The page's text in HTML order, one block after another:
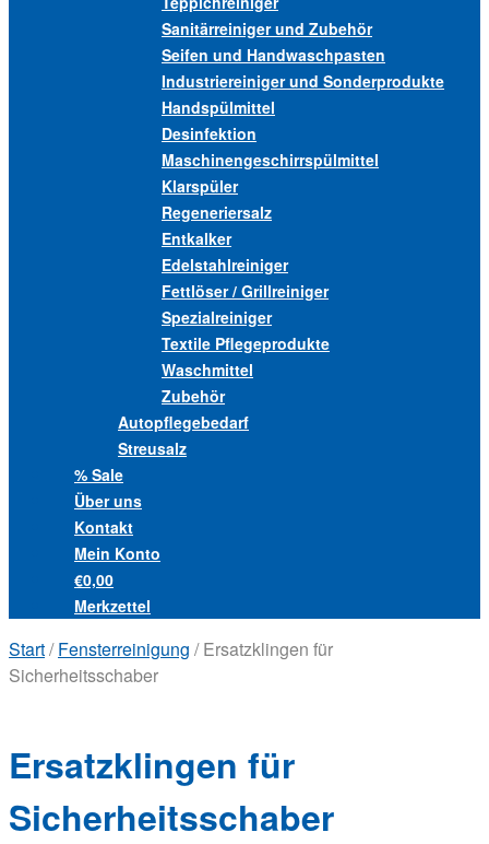
Sanitärreiniger und Zubehör
Seifen und Handwaschpasten
Industriereiniger und Sonderprodukte
Handspülmittel
Desinfektion
Maschinengeschirrspülmittel
Klarspüler
Regeneriersalz
Entkalker
Edelstahlreiniger
Fettlöser / Grillreiniger
Spezialreiniger
Textile Pflegeprodukte
Waschmittel
Zubehör
Autopflegebedarf
Streusalz
% Sale
Über uns
Kontakt
Mein Konto
€0,00
Merkzettel
Start/Fensterreinigung / Ersatzklingen für
Sicherheitsschaber
Ersatzklingen für
Sicherheitsschaber